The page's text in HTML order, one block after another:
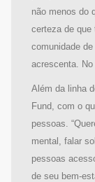
não menos do
certeza de que
comunidade
acrescenta.
Além da linha
Fund, com o
pessoas.
mental, falar
pessoas
de seu bem-